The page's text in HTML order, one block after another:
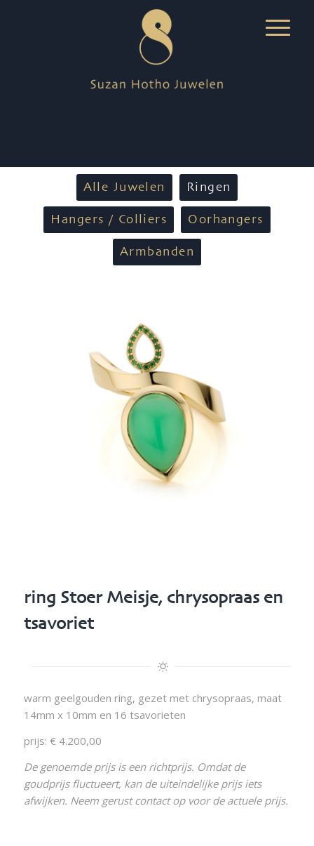
Alle Juwelen
Ringen
Hangers / Colliers
Oorhangers
Armbanden
ring Stoer Meisje, chrysopraas en
tsavoriet
warm geelgouden ring, gezet met chrysopraas, maat
14mm x 10mm en 16 tsavorieten
prijs: € 4.200,00
De genoemde prijs is een richtprijs. Omdat de
goudprijs fluctueert, kan de uiteindelijke prijs iets
afwijken. Neem gerust contact op voor de actuele prijs.